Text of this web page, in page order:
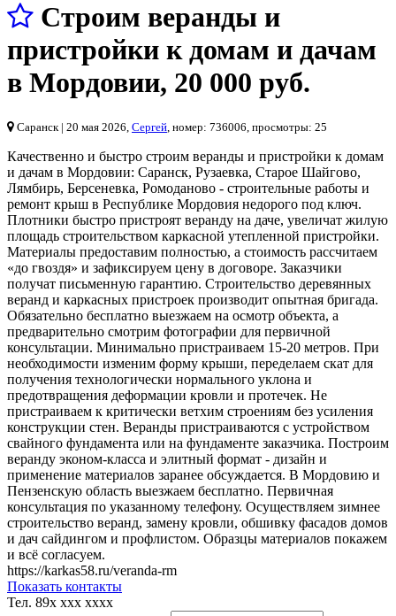
Строим веранды и
пристройки к домам и дачам
в Мордовии, 20 000 руб.
Саранск | 20 мая 2026, Сергей , номер: 736006, просмотры: 25
Качественно и быстро строим веранды и пристройки к домам
и дачам в Мордовии: Саранск, Рузаевка, Старое Шайгово,
Лямбирь, Берсеневка, Ромоданово - строительные работы и
ремонт крыш в Республике Мордовия недорого под ключ.
Плотники быстро пристроят веранду на даче, увеличат жилую
площадь строительством каркасной утепленной пристройки.
Материалы предоставим полностью, а стоимость рассчитаем
«до гвоздя» и зафиксируем цену в договоре. Заказчики
получат письменную гарантию. Строительство деревянных
веранд и каркасных пристроек производит опытная бригада.
Обязательно бесплатно выезжаем на осмотр объекта, а
предварительно смотрим фотографии для первичной
консультации. Минимально пристраиваем 15-20 метров. При
необходимости изменим форму крыши, переделаем скат для
получения технологически нормального уклона и
предотвращения деформации кровли и протечек. Не
пристраиваем к критически ветхим строениям без усиления
конструкции стен. Веранды пристраиваются с устройством
свайного фундамента или на фундаменте заказчика. Построим
веранду эконом-класса и элитный формат - дизайн и
применение материалов заранее обсуждается. В Мордовию и
Пензенскую область выезжаем бесплатно. Первичная
консультация по указанному телефону. Осуществляем зимнее
строительство веранд, замену кровли, обшивку фасадов домов
и дач сайдингом и профлистом. Образцы материалов покажем
и всё согласуем.
https://karkas58.ru/veranda-rm
Показать контакты
Тел. 89x xxx xxxx